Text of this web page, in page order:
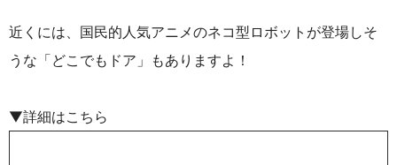
近くには、国民的人気アニメのネコ型ロボットが登場しそ
うな「どこでもドア」もありますよ！
▼詳細はこちら